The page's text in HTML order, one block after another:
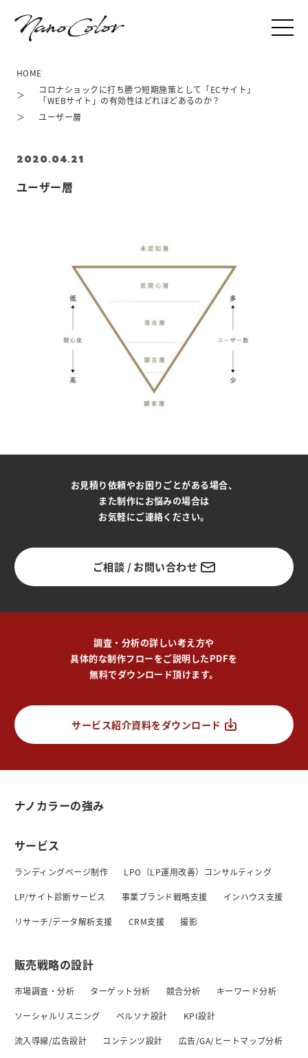
ユーザー層
2020.04.21
HOME
コロナショックに打ち勝つ短期施策として「ECサイト」
「WEBサイト」の有効性はどれほどあるのか？
ユーザー層
お見積り依頼やお困りごとがある場合、
また制作にお悩みの場合は
お気軽にご連絡ください。
ご相談 / お問い合わせ
調査・分析の詳しい考え方や
具体的な制作フローをご説明したPDFを
無料でダウンロード頂けます。
サービス紹介資料をダウンロード
ナノカラーの強み
サービス
ランディングページ制作 LPO（LP運用改善）コンサルティング
LP/サイト診断サービス 事業ブランド戦略支援 インハウス支援
リサーチ/データ解析支援 CRM支援 撮影
販売戦略の設計
市場調査・分析 ターゲット分析 競合分析 キーワード分析
ソーシャルリスニング ペルソナ設計 KPI設計
流入導線/広告設計 コンテンツ設計 広告/GA/ヒートマップ分析